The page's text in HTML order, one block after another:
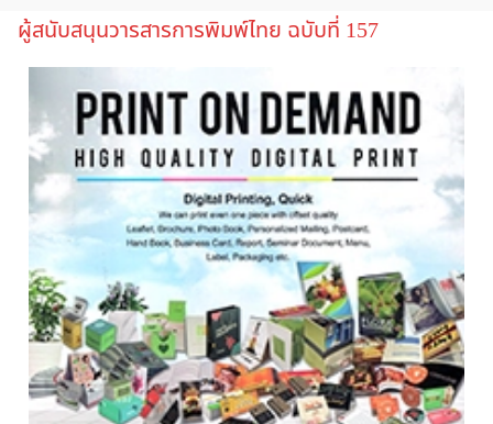
ผู้สนับสนุนวารสารการพิมพ์ไทย ฉบับที่ 157